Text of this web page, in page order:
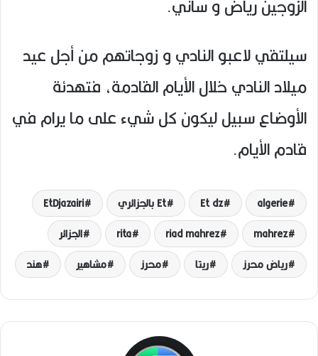
سيلتقي لاعبو النادي و زوجاتهم من أجل عيد
ميلاد النادي خلال الأيام القادمة، فتهدئة
الأوضاع سبيل ليكون كل شيء على ما يرام في
قادم الأيام.
algerie
Et dz Et بالجزائري
EtDjazairi
mahrez
riad mahrez
rita
الجزائر
رياض محرز
ريتا محرز مشاهير هند